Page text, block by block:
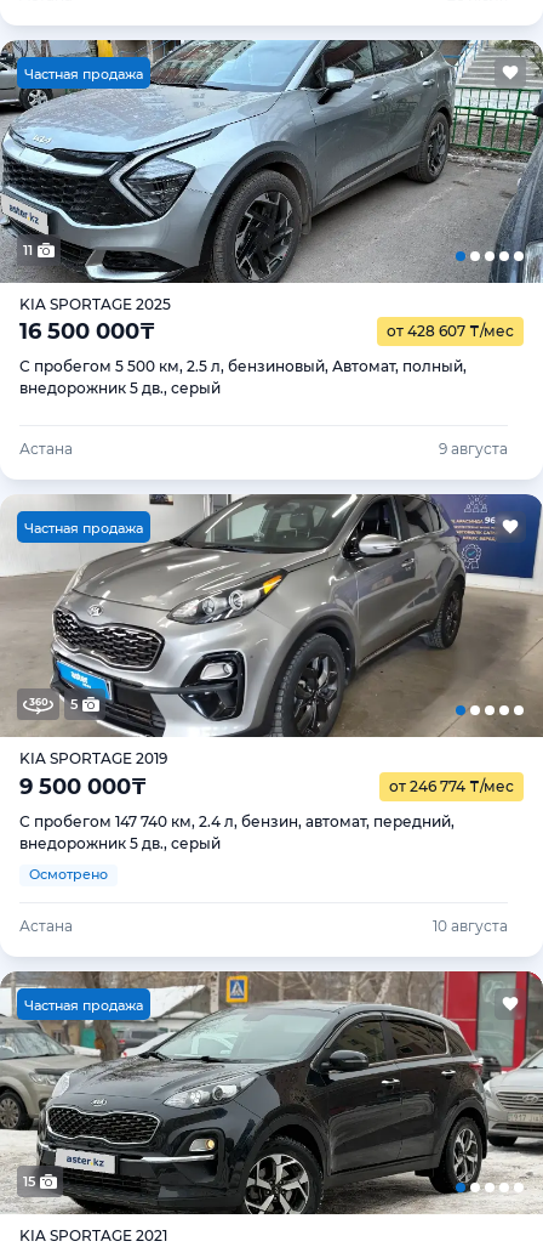
Частная продажа
11
KIA SPORTAGE 2025
16 500 000₸ от 428 607 ₸/мес
С пробегом 5 500 км, 2.5 л, бензиновый, Автомат, полный,
внедорожник 5 дв., серый
Астана 9 августа
Частная продажа
5
KIA SPORTAGE 2019
9 500 000₸ от 246 774 ₸/мес
С пробегом 147 740 км, 2.4 л, бензин, автомат, передний,
внедорожник 5 дв., серый
Осмотрено
Астана 10 августа
Частная продажа
15
KIA SPORTAGE 2021